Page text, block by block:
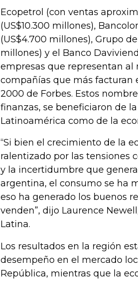
Ecopetrol (con ventas
(US$10.300 millones),
(US$4.700 millones), Grupo
millones) y el Banco
empresas que representan
compañías que más facturan
2000 de Forbes. Estos
finanzas, se beneficiaron de
Latinoamérica como de la
“Si bien el crecimiento de la
ralentizado por las tensiones
y la incertidumbre que
argentina, el consumo se ha
eso ha generado los buenos
venden”, dijo Laurence
Latina.
Los resultados en la región
desempeño en el mercado
República, mientras que la